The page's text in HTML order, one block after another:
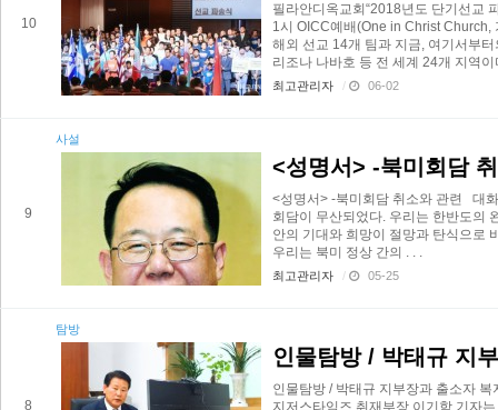
10
필라안디옥교회“2018년도 단기선교
1시 OICC예배(One in Christ Church,
해외 선교 14개 팀과 지금, 여기서부
리조나 나바호 등 전 세계 24개 지역
최고관리자 / 06-02
9
사설
<성명서> -북미회담
<성명서> -북미회담 취소와 관련 대
회담이 무산되었다. 우리는 한반도의
안의 기대와 희망이 절망과 탄식으로
우리는 북미 정상 간의 . . .
최고관리자 / 05-25
8
탐방
인물탐방 / 박태규 지
인물탐방 / 박태규 지부장과 출소자
지저스타임즈 취재부장 이기학 기자